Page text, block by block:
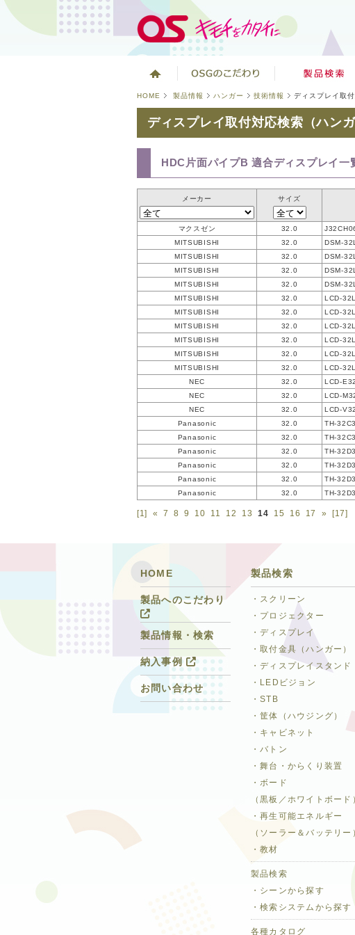
HOME 製品情報 ハンガー 技術情報 ディスプレイ取
ディスプレイ取付対応検索（ハン
HDC片面パイプB 適合ディスプレイ一
メーカー
サイズ
マクスゼン 32.0
MITSUBISHI
32.0 DSM-
MITSUBISHI
32.0 DSM-
MITSUBISHI
32.0 DSM-
MITSUBISHI
32.0 DSM-
MITSUBISHI
32.0 LCD-
MITSUBISHI
32.0 LCD-
MITSUBISHI
32.0 LCD-
MITSUBISHI
32.0 LCD-
MITSUBISHI
32.0 LCD-
MITSUBISHI
32.0 LCD-
NEC
32.0 LCD-
NEC 32.0 LCD-
NEC 32.0 LCD-
Panasonic
32.0 TH-
Panasonic
32.0 TH-
Panasonic
32.0 TH-
Panasonic
32.0 TH-
Panasonic
32.0 TH-
Panasonic
32.0 TH-
[1] « 7 8 9 10 11 12 13 14 15 16 17 » [17]
HOME
製品へのこだわり
製品情報・検索
納入事例
お問い合わせ
製品検索
・スクリーン
・プロジェクター
・ディスプレイ
・取付金具（ハンガー）
・ディスプレイスタンド
・LEDビジョン
・STB
・筐体（ハウジング）
・キャビネット
・バトン
・舞台・からくり装置
・ボード
（黒板／ホワイトボード
・再生可能エネルギー
（ソーラー＆バッテリー
・教材
製品検索
・シーンから探す
・検索システムから探す
各種カタログ